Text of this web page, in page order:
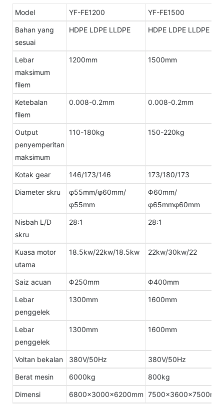
Model YF-FE1200 YF-FE1500
Bahan yang
sesuai
HDPE LDPE LLDPE HDPE LDPE LLDPE
Lebar
maksimum
filem
1200mm 1500mm
Ketebalan
filem
0.008-0.2mm 0.008-0.2mm
Output
penyemperitan
maksimum
110-180kg 150-220kg
Kotak gear 146/173/146 173/180/173
Diameter skru
φ55mm/φ60mm/
φ55mm
Φ60mm/
φ65mmφ60mm
Nisbah L/D
skru
28:1 28:1
Kuasa motor
utama
18.5kw/22kw/18.5kw 22kw/30kw/22
Saiz acuan Φ250mm Φ400mm
Lebar
penggelek
1300mm 1600mm
Lebar
penggelek
1300mm 1600mm
Voltan bekalan 380V/50Hz 380V/50Hz
Berat mesin 6000kg 800kg
Dimensi 6800×3000×6200mm 7500×3600×7500mm